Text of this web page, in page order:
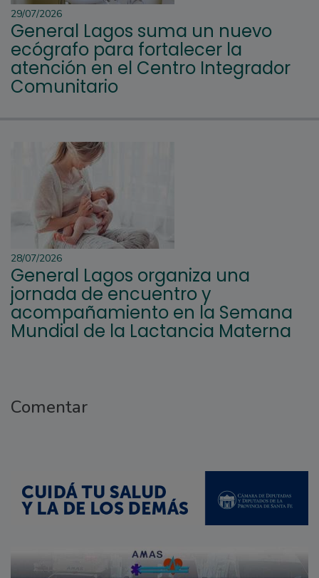
29/07/2026
General Lagos suma un nuevo
ecógrafo para fortalecer la
atención en el Centro Integrador
Comunitario
28/07/2026
General Lagos organiza una
jornada de encuentro y
acompañamiento en la Semana
Mundial de la Lactancia Materna
Comentar